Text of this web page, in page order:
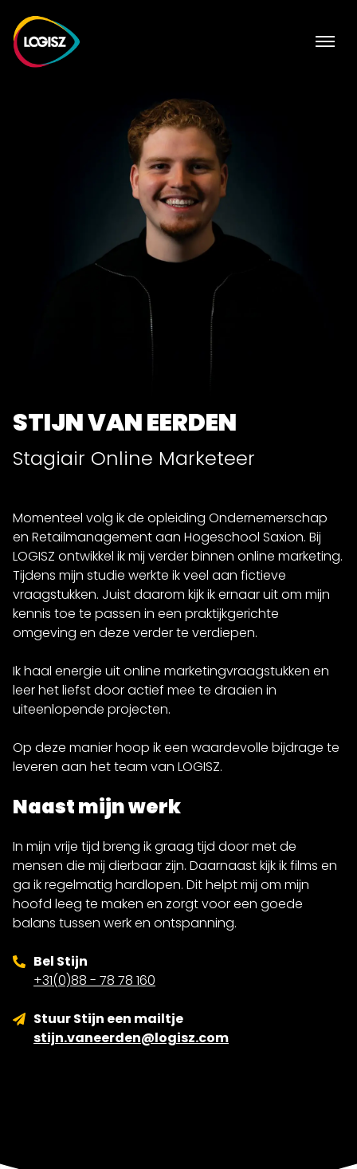
STIJN VAN EERDEN
Stagiair Online Marketeer
Momenteel volg ik de opleiding Ondernemerschap
en Retailmanagement aan Hogeschool Saxion. Bij
LOGISZ ontwikkel ik mij verder binnen online marketing.
Tijdens mijn studie werkte ik veel aan fictieve
vraagstukken. Juist daarom kijk ik ernaar uit om mijn
kennis toe te passen in een praktijkgerichte
omgeving en deze verder te verdiepen.
Ik haal energie uit online marketingvraagstukken en
leer het liefst door actief mee te draaien in
uiteenlopende projecten.
Op deze manier hoop ik een waardevolle bijdrage te
leveren aan het team van LOGISZ.
Naast mijn werk
In mijn vrije tijd breng ik graag tijd door met de
mensen die mij dierbaar zijn. Daarnaast kijk ik films en
ga ik regelmatig hardlopen. Dit helpt mij om mijn
hoofd leeg te maken en zorgt voor een goede
balans tussen werk en ontspanning.
Bel Stijn
+31(0)88 - 78 78 160
Stuur Stijn een mailtje
stijn.vaneerden@logisz.com